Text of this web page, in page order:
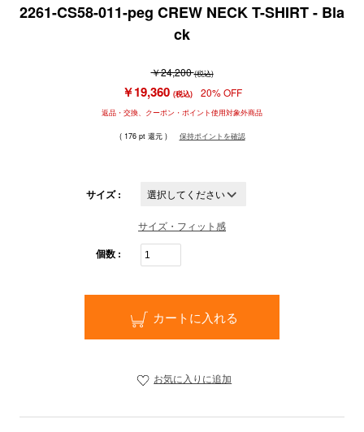
2261-CS58-011-peg CREW NECK T-SHIRT - Bla
ck
￥24,200(税込)
￥19,360 (税込) 20% OFF
返品・交換、クーポン・ポイント使用対象外商品
( 176 pt 還元 ) 保持ポイントを確認
サイズ :
サイズ・フィット感
個数 :
カートに入れる
お気に入りに追加